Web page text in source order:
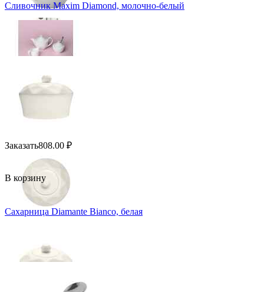
Сливочник Maxim Diamond, молочно-белый
Заказать808.00 ₽
В корзину
Сахарница Diamante Bianco, белая